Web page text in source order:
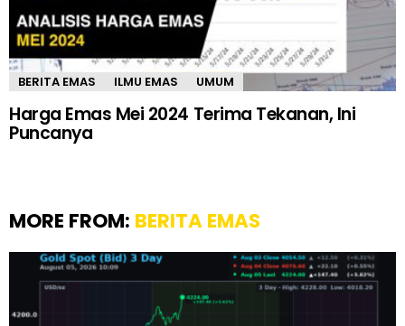
BERITA EMAS ILMU EMAS UMUM
Harga Emas Mei 2024 Terima Tekanan, Ini
Puncanya
MORE FROM: BERITA EMAS